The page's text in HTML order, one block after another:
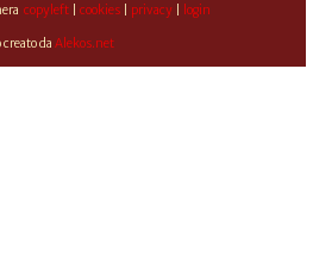
copyleft| cookies| privacy| login
creato da Alekos.net